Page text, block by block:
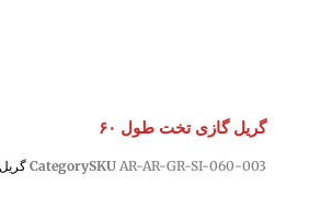
گریل گازی تخت طول ۶۰
SKU AR-AR-GR-SI-060-003
Category